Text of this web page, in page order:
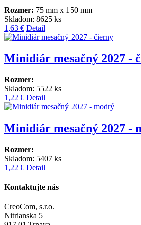
Rozmer: 75 mm x 150 mm
Skladom: 8625 ks
1,63 € Detail
Minidiár mesačný 2027 -
Rozmer:
Skladom: 5522 ks
1,22 € Detail
Minidiár mesačný 2027 -
Rozmer:
Skladom: 5407 ks
1,22 € Detail
Kontaktujte nás
CreoCom, s.r.o.
Nitrianska 5